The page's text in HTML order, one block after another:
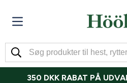
350 DKK RABAT PÅ